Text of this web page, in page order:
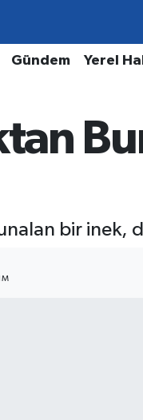
Gündem Yerel
bir